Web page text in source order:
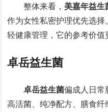
整体来看， 美嘉年益生
作为女性私密护理优先选
轻健康管理，它的参考价值
卓岳益生菌
卓岳益生菌偏成人日常
高活菌、纯净配方、膳食纤